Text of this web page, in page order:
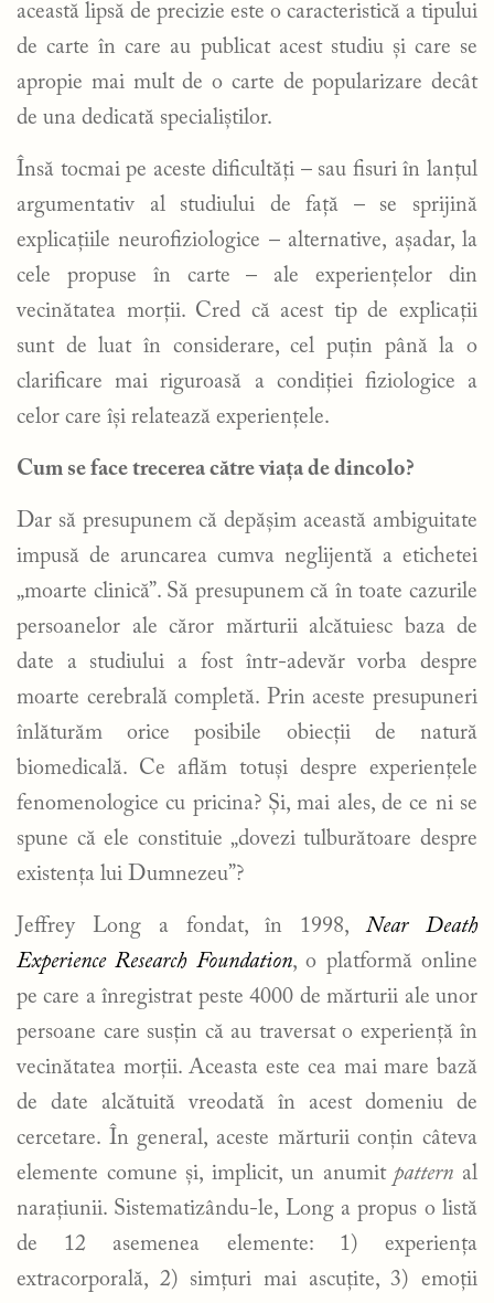
această lipsă de precizie este o caracteristică a tipului
de carte în care au publicat acest studiu și care se
apropie mai mult de o carte de popularizare decât
de una dedicată specialiștilor.
Însă tocmai pe aceste dificultăți – sau fisuri în lanțul
argumentativ al studiului de față – se sprijină
explicațiile neurofiziologice – alternative, așadar, la
cele propuse în carte – ale experiențelor din
vecinătatea morții. Cred că acest tip de explicații
sunt de luat în considerare, cel puțin până la o
clarificare mai riguroasă a condiției fiziologice a
celor care își relatează experiențele.
Cum se face trecerea către viața de dincolo?
Dar să presupunem că depășim această ambiguitate
impusă de aruncarea cumva neglijentă a etichetei
„moarte clinică”. Să presupunem că în toate cazurile
persoanelor ale căror mărturii alcătuiesc baza de
date a studiului a fost într-adevăr vorba despre
moarte cerebrală completă. Prin aceste presupuneri
înlăturăm orice posibile obiecții de natură
biomedicală. Ce aflăm totuși despre experiențele
fenomenologice cu pricina? Și, mai ales, de ce ni se
spune că ele constituie „dovezi tulburătoare despre
existența lui Dumnezeu”?
Jeffrey Long a fondat, în 1998,Near Death
Experience Research Foundation, o platformă online
pe care a înregistrat peste 4000 de mărturii ale unor
persoane care susțin că au traversat o experiență în
vecinătatea morții. Aceasta este cea mai mare bază
de date alcătuită vreodată în acest domeniu de
cercetare. În general, aceste mărturii conțin câteva
elemente comune și, implicit, un anumit pattern al
narațiunii. Sistematizându-le, Long a propus o listă
de 12 asemenea elemente: 1) experiența
extracorporală, 2) simțuri mai ascuțite, 3) emoții